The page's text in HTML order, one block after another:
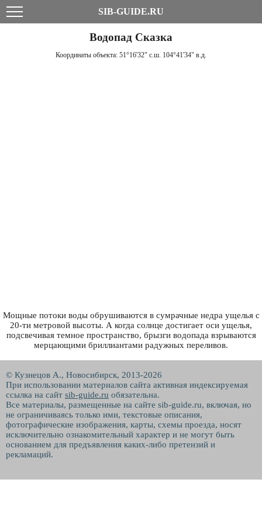
SIB-GUIDE.RU
Водопад Сказка
Координаты объекта: 51°16'32" с.ш. 104°41'34" в.д.
Мощные потоки воды обрушиваются в сумрачные недра ущелья с
20-ти метровой высоты. А когда солнце достигает оси ущелья,
подсвечивая темное пространство, брызги водопада взрываются
мерцающими бриллиантами радужных переливов.
© Кузнецов А., Новосибирск, 2013-2026
При использовании материалов сайта активная индексируемая
ссылка на сайт sib-guide.ru обязательна.
Все материалы, размещенные на сайте sib-guide.ru, включая, но
не ограничиваясь только ими, текстовые описания,
фотографические изображения, карты, схемы проезда, носят
исключительно ознакомительный характер и не могут быть
основанием для предъявления каких-либо претензий и
рекламаций.